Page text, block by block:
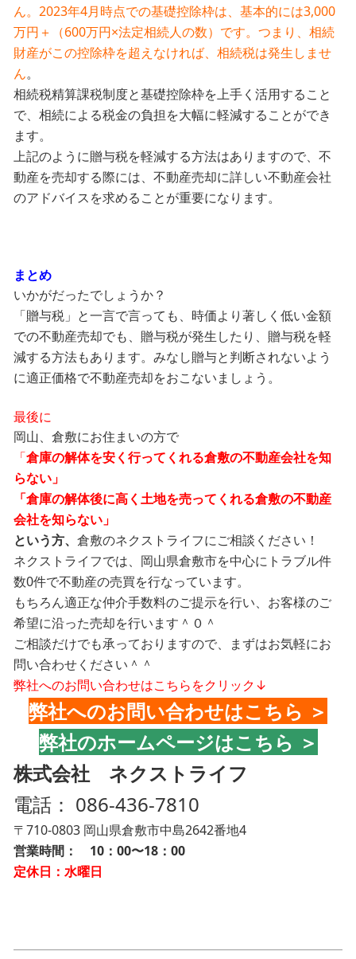
ん。2023年4月時点での基礎控除枠は、基本的には3,000
万円＋（600万円×法定相続人の数）です。つまり、相続
財産がこの控除枠を超えなければ、相続税は発生しませ
ん。
相続税精算課税制度と基礎控除枠を上手く活用すること
で、相続による税金の負担を大幅に軽減することができ
ます。
上記のように贈与税を軽減する方法はありますので、不
動産を売却する際には、不動産売却に詳しい不動産会社
のアドバイスを求めることが重要になります。
まとめ
いかがだったでしょうか？
「贈与税」と一言で言っても、時価より著しく低い金額
での不動産売却でも、贈与税が発生したり、贈与税を軽
減する方法もあります。みなし贈与と判断されないよう
に適正価格で不動産売却をおこないましょう。
最後に
岡山、倉敷にお住まいの方で
「倉庫の解体を安く行ってくれる倉敷の不動産会社を知
らない」
「倉庫の解体後に高く土地を売ってくれる倉敷の不動産
会社を知らない」
という方、 倉敷のネクストライフにご相談ください！
ネクストライフでは、岡山県倉敷市を中心にトラブル件
数0件で不動産の売買を行なっています。
もちろん適正な仲介手数料のご提示を行い、お客様のご
希望に沿った売却を行います＾０＾
ご相談だけでも承っておりますので、まずはお気軽にお
問い合わせください＾＾
弊社へのお問い合わせはこちらをクリック↓
弊社へのお問い合わせはこちら ＞
弊社のホームページはこちら ＞
株式会社 ネクストライフ
電話： 086-436-7810
〒710-0803 岡山県倉敷市中島2642番地4
営業時間： 10：00〜18：00
定休日：水曜日